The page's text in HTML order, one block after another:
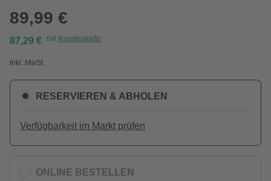
89,99 €
87,29 € mit Kundenkarte
Inkl. MwSt.
RESERVIEREN & ABHOLEN
Verfügbarkeit im Markt prüfen
ONLINE BESTELLEN